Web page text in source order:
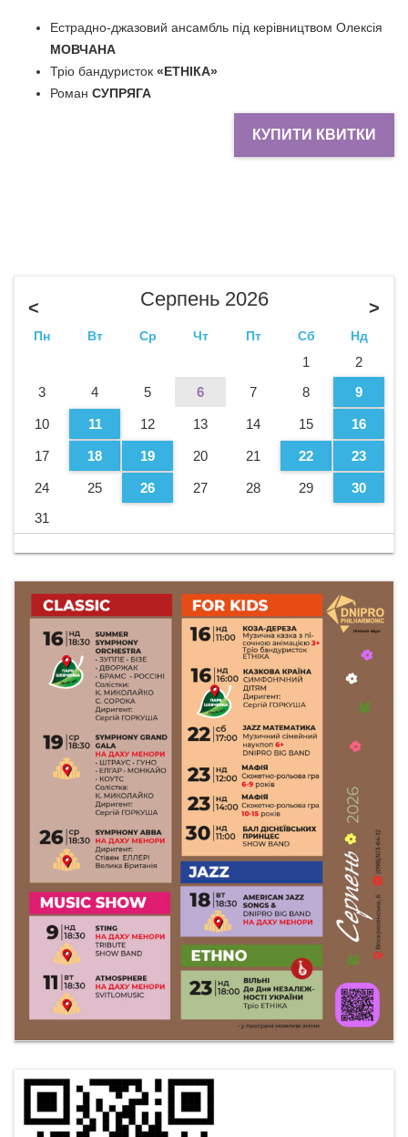
Естрадно-джазовий ансамбль під керівництвом Олексія
МОВЧАНА
Тріо бандуристок «ЕТНІКА»
Роман СУПРЯГА
КУПИТИ КВИТКИ
Серпень 2026 >
<
Пн Вт Ср Чт Пт Сб Нд
1
2
3
4 5 6 7 8 9
10 11 12 13 14 15 16
17 18 19 20 21 22 23
24 25 26 27 28 29
30
31